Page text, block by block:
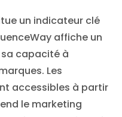
un indicateur clé
affiche un
sa capacité à
Les
accessibles à partir
le marketing